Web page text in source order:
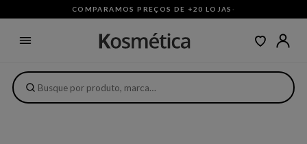
COMPARAMOS PREÇOS DE +20 LOJAS ·